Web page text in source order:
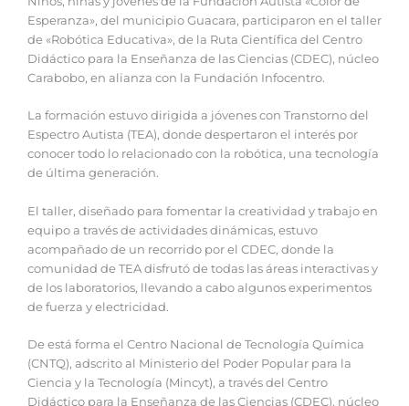
Esperanza», del municipio Guacara, participaron en el taller
de «Robótica Educativa», de la Ruta Científica del Centro
Didáctico para la Enseñanza de las Ciencias (CDEC), núcleo
Carabobo, en alianza con la Fundación Infocentro.
La formación estuvo dirigida a jóvenes con Transtorno del
Espectro Autista (TEA), donde despertaron el interés por
conocer todo lo relacionado con la robótica, una tecnología
de última generación.
El taller, diseñado para fomentar la creatividad y trabajo en
equipo a través de actividades dinámicas, estuvo
acompañado de un recorrido por el CDEC, donde la
comunidad de TEA disfrutó de todas las áreas interactivas y
de los laboratorios, llevando a cabo algunos experimentos
de fuerza y electricidad.
De está forma el Centro Nacional de Tecnología Química
(CNTQ), adscrito al Ministerio del Poder Popular para la
Ciencia y la Tecnología (Mincyt), a través del Centro
Didáctico para la Enseñanza de las Ciencias (CDEC), núcleo